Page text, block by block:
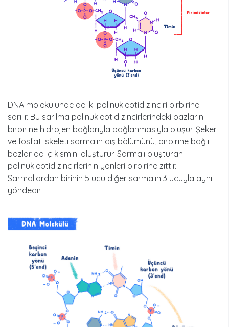
DNA molekülünde de iki polinükleotid zinciri birbirine
sarılır. Bu sarılma polinükleotid zincirlerindeki bazların
birbirine hidrojen bağlarıyla bağlanmasıyla oluşur. Şeker
ve fosfat iskeleti sarmalın dış bölümünü, birbirine bağlı
bazlar da iç kısmını oluşturur. Sarmalı oluşturan
polinükleotid zincirlerinin yönleri birbirine zıttır.
Sarmallardan birinin 5 ucu diğer sarmalın 3 ucuyla aynı
yöndedir.